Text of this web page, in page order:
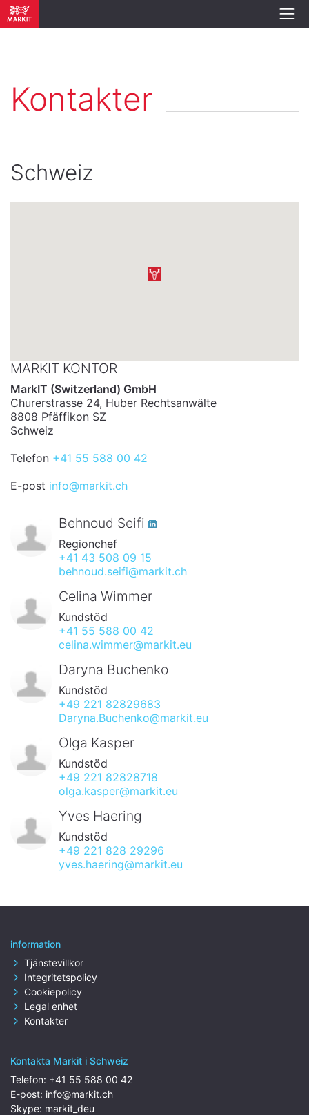
Kontakter
Schweiz
MARKIT KONTOR
MarkIT (Switzerland) GmbH
Churerstrasse 24, Huber Rechtsanwälte
8808 Pfäffikon SZ
Schweiz
Telefon +41 55 588 00 42
E-post info@markit.ch
Behnoud Seifi
Regionchef
+41 43 508 09 15
behnoud.seifi@markit.ch
Celina Wimmer
Kundstöd
+41 55 588 00 42
celina.wimmer@markit.eu
Daryna Buchenko
Kundstöd
+49 221 82829683
Daryna.Buchenko@markit.eu
Olga Kasper
Kundstöd
+49 221 82828718
olga.kasper@markit.eu
Yves Haering
Kundstöd
+49 221 828 29296
yves.haering@markit.eu
information
Tjänstevillkor
Integritetspolicy
Cookiepolicy
Legal enhet
Kontakter
Kontakta Markit i Schweiz
Telefon: +41 55 588 00 42
E-post: info@markit.ch
Skype: markit_deu